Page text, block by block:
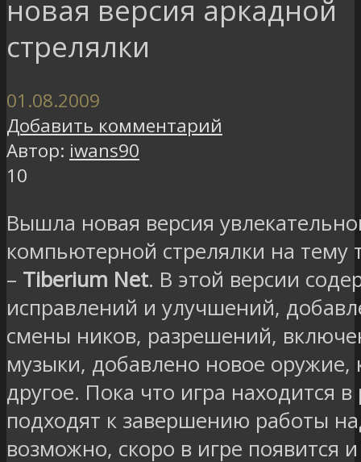
новая версия аркадной
стрелялки
01.08.2009
Добавить комментарий
Автор: iwans90
10
Вышла новая версия
компьютерной стрелялки на
– Tiberium Net. В этой версии
исправлений и улучшений,
смены ников, разрешений,
музыки, добавлено новое оружие,
другое. Пока что игра находится в
подходят к завершению работы
возможно, скоро в игре появится